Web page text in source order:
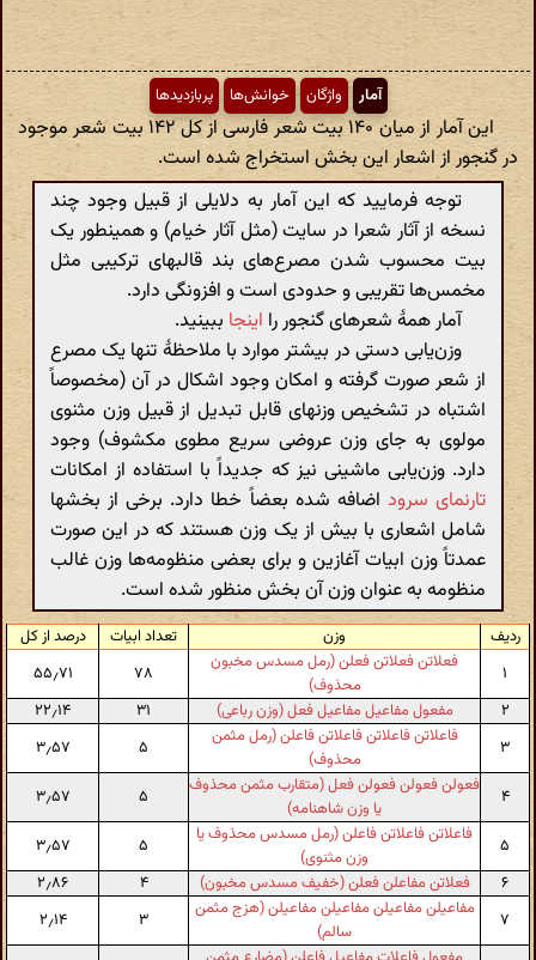
آمار واژگان خوانش‌ها پربازدیدها
این آمار از میان ۱۴۰ بیت شعر فارسی از کل ۱۴۲ بیت شعر موجود
در گنجور از اشعار این بخش استخراج شده است.
توجه فرمایید که این آمار به دلایلی از قبیل وجود چند
نسخه از آثار شعرا در سایت (مثل آثار خیام) و همینطور یک
بیت محسوب شدن مصرع‌های بند قالبهای ترکیبی مثل
مخمس‌ها تقریبی و حدودی است و افزونگی دارد.
آمار همهٔ شعرهای گنجور را اینجا ببینید.
وزن‌یابی دستی در بیشتر موارد با ملاحظهٔ تنها یک مصرع
از شعر صورت گرفته و امکان وجود اشکال در آن (مخصوصاً
اشتباه در تشخیص وزنهای قابل تبدیل از قبیل وزن مثنوی
مولوی به جای وزن عروضی سریع مطوی مکشوف) وجود
دارد. وزن‌یابی ماشینی نیز که جدیداً با استفاده از امکانات
تارنمای سرود اضافه شده بعضاً خطا دارد. برخی از بخشها
شامل اشعاری با بیش از یک وزن هستند که در این صورت
عمدتاً وزن ابیات آغازین و برای بعضی منظومه‌ها وزن غالب
منظومه به عنوان وزن آن بخش منظور شده است.
ردیف وزن تعداد ابیات
درصد از کل
۱
فعلاتن فعلاتن فعلن (رمل مسدس مخبون
محذوف)
۷۸
۵۵٫۷۱
۲
مفعول مفاعیل مفاعیل فعل (وزن رباعی) ۳۱
۲۲٫۱۴
۳
فاعلاتن فاعلاتن فاعلاتن فاعلن (رمل مثمن
محذوف)
۵ ۳٫۵۷
۴
فعولن فعولن فعولن فعل (متقارب مثمن محذوف
یا وزن شاهنامه)
۵ ۳٫۵۷
۵
فاعلاتن فاعلاتن فاعلن (رمل مسدس محذوف یا
وزن مثنوی)
۵
۳٫۵۷
۶
فعلاتن مفاعلن فعلن (خفیف مسدس مخبون) ۴
۲٫۸۶
۷
مفاعیلن مفاعیلن مفاعیلن مفاعیلن (هزج مثمن
سالم)
۳ ۲٫۱۴